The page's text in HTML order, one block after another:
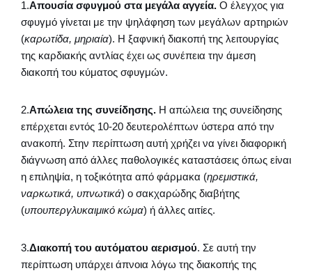
1.Απουσία σφυγμού στα μεγάλα αγγεία. Ο έλεγχος για
σφυγμό γίνεται με την ψηλάφηση των μεγάλων αρτηριών
(καρωτίδα, μηριαία). Η ξαφνική διακοπή της λειτουργίας
της καρδιακής αντλίας έχει ως συνέπεια την άμεση
διακοπή του κύματος σφυγμών.
2.Απώλεια της συνείδησης. Η απώλεια της συνείδησης
επέρχεται εντός 10-20 δευτερολέπτων ύστερα από την
ανακοπή. Στην περίπτωση αυτή χρήζει να γίνει διαφορική
διάγνωση από άλλες παθολογικές καταστάσεις όπως είναι
η επιληψία, η τοξικότητα από φάρμακα (ηρεμιστικά,
ναρκωτικά, υπνωτικά) ο σακχαρώδης διαβήτης
(υπουπεργλυκαιμικό κώμα) ή άλλες αιτίες.
3.Διακοπή του αυτόματου αερισμού. Σε αυτή την
περίπτωση υπάρχει άπνοια λόγω της διακοπής της